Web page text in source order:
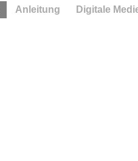
Anleitung Digitale